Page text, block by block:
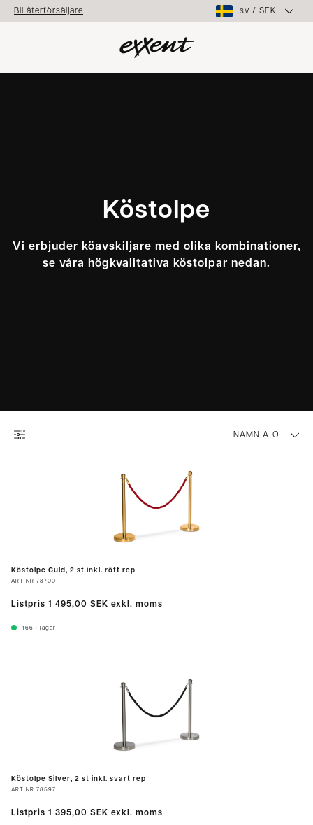
Bli återförsäljare sv / SEK
Köstolpe
Vi erbjuder köavskiljare med olika kombinationer,
se våra högkvalitativa köstolpar nedan.
NAMN A-Ö
Köstolpe Guld, 2 st inkl. rött rep
ART.NR 78700
Listpris 1 495,00 SEK exkl. moms
166 I lager
Köstolpe Silver, 2 st inkl. svart rep
ART.NR 78597
Listpris 1 395,00 SEK exkl. moms